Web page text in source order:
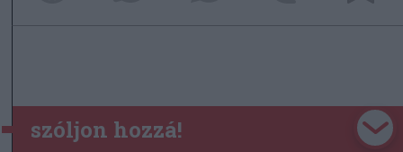
szóljon hozzá!